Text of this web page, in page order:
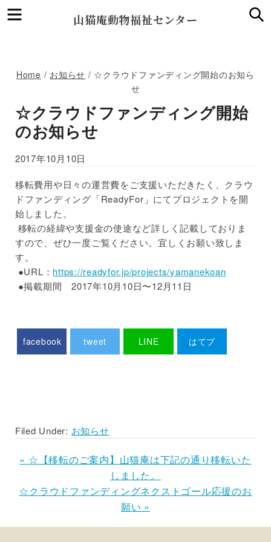
山猫庵動物福祉センター
Menu
Home / お知らせ / ☆クラウドファンディング開始のお知ら
せ
☆クラウドファンディング開始
のお知らせ
2017年10月10日
移転費用や日々の運営費をご支援いただきたく、クラウ
ドファンディング「ReadyFor」にてプロジェクトを開
始しました。
移転の経緯や支援金の使途など詳しく記載しておりま
すので、ぜひ一度ご覧ください。宜しくお願い致しま
す。
●URL： https://readyfor.jp/projects/yamanekoan
●掲載期間 2017年10月10日〜12月11日
facebook tweet LINE はてブ
Filed Under: お知らせ
Previous
« ☆【移転のご案内】山猫庵は下記の通り移転いた
しました。
Next
☆クラウドファンディングネクストゴール応援のお
願い »